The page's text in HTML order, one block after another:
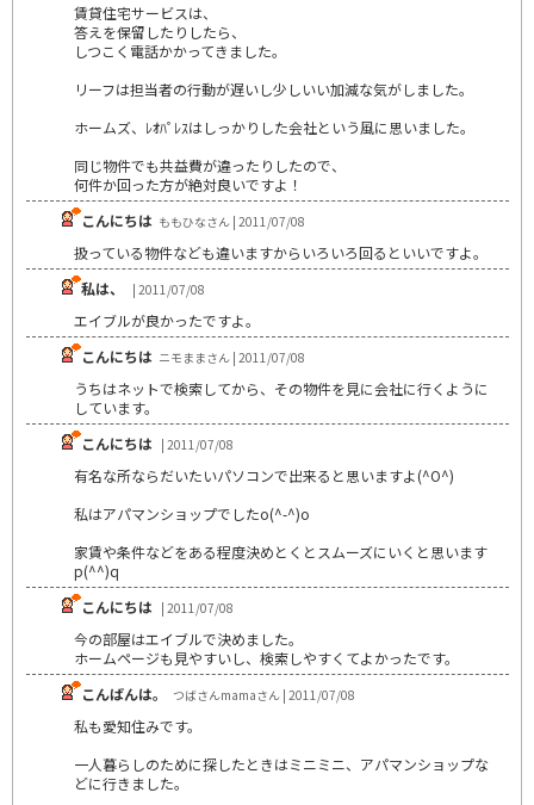
賃貸住宅サービスは、
答えを保留したりしたら、
しつこく電話かかってきました。
リーフは担当者の行動が遅いし少しいい加減な気がしました。
ホームズ、ﾚｵﾊﾟﾚｽはしっかりした会社という風に思いました。
同じ物件でも共益費が違ったりしたので、
何件か回った方が絶対良いですよ！
こんにちは ももひなさん | 2011/07/08
扱っている物件なども違いますからいろいろ回るといいですよ。
私は、
| 2011/07/08
エイブルが良かったですよ。
こんにちは ニモままさん | 2011/07/08
うちはネットで検索してから、その物件を見に会社に行くように
しています。
こんにちは | 2011/07/08
有名な所ならだいたいパソコンで出来ると思いますよ(^O^)
私はアパマンショップでしたo(^-^)o
家賃や条件などをある程度決めとくとスムーズにいくと思います
p(^^)q
こんにちは | 2011/07/08
今の部屋はエイブルで決めました。
ホームページも見やすいし、検索しやすくてよかったです。
こんばんは。
つばさんmamaさん | 2011/07/08
私も愛知住みです。
一人暮らしのために探したときはミニミニ、アパマンショップな
どに行きました。